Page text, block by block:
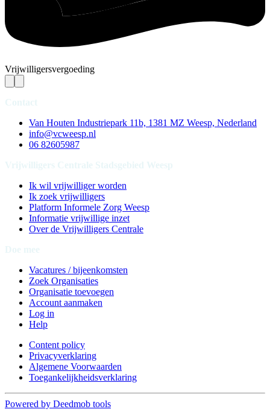
Vrijwilligersvergoeding
Van Houten Industriepark 11b, 1381 MZ Weesp, Nederland
info@vcweesp.nl
06 82605987
Ik wil vrijwilliger worden
Ik zoek vrijwilligers
Platform Informele Zorg Weesp
Informatie vrijwillige inzet
Over de Vrijwilligers Centrale
Vacatures / bijeenkomsten
Zoek Organisaties
Organisatie toevoegen
Account aanmaken
Log in
Help
Content policy
Privacyverklaring
Algemene Voorwaarden
Toegankelijkheidsverklaring
Powered by Deedmob tools